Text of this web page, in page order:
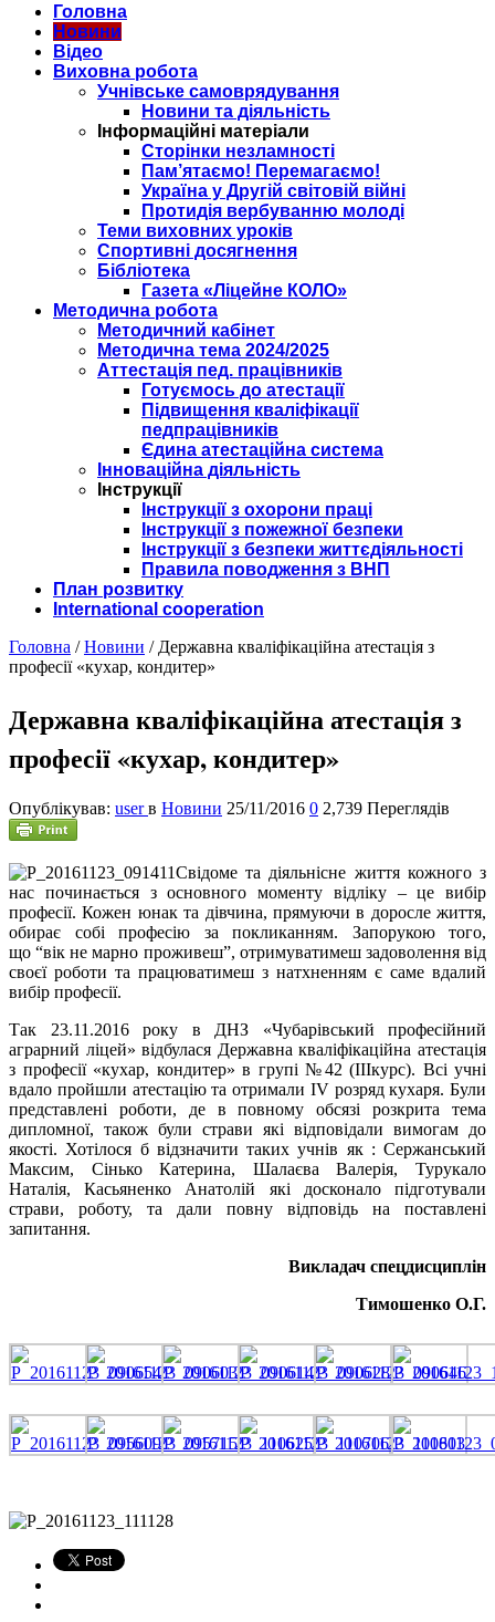
Головна
Новини
Відео
Виховна робота
Учнівське самоврядування
Новини та діяльність
Інформаційні матеріали
Сторінки незламності
Пам’ятаємо! Перемагаємо!
Україна у Другій світовій війні
Протидія вербуванню молоді
Теми виховних уроків
Спортивні досягнення
Бібліотека
Газета «Ліцейне КОЛО»
Методична робота
Методичний кабінет
Методична тема 2024/2025
Аттестація пед. працівників
Готуємось до атестації
Підвищення кваліфікації
педпрацівників
Єдина атестаційна система
Інноваційна діяльність
Інструкції
Інструкції з охорони праці
Інструкції з пожежної безпеки
Інструкції з безпеки життєдіяльності
Правила поводження з ВНП
План розвитку
International cooperation
Головна /Новини / Державна кваліфікаційна атестація з
професії «кухар, кондитер»
Державна кваліфікаційна атестація з
професії «кухар, кондитер»
Опублікував: userв Новини 25/11/2016 0 2,739 Переглядів
Свідоме та діяльнісне життя кожного з
нас починається з основного моменту відліку – це вибір
професії. Кожен юнак та дівчина, прямуючи в доросле життя,
обирає собі професію за покликанням. Запорукою того,
що “вік не марно проживеш”, отримуватимеш задоволення від
своєї роботи та працюватимеш з натхненням є саме вдалий
вибір професії.
Так 23.11.2016 року в ДНЗ «Чубарівський професійний
аграрний ліцей» відбулася Державна кваліфікаційна атестація
з професії «кухар, кондитер» в групі №42 (IIIкурс). Всі учні
вдало пройшли атестацію та отримали IV розряд кухаря. Були
представлені роботи, де в повному обсязі розкрита тема
дипломної, також були страви які відповідали вимогам до
якості. Хотілося б відзначити таких учнів як : Сержанський
Максим, Сінько Катерина, Шалаєва Валерія, Турукало
Наталія, Касьяненко Анатолій які досконало підготували
страви, роботу, та дали повну відповідь на поставлені
запитання.
Викладач спецдисциплін
Тимошенко О.Г.